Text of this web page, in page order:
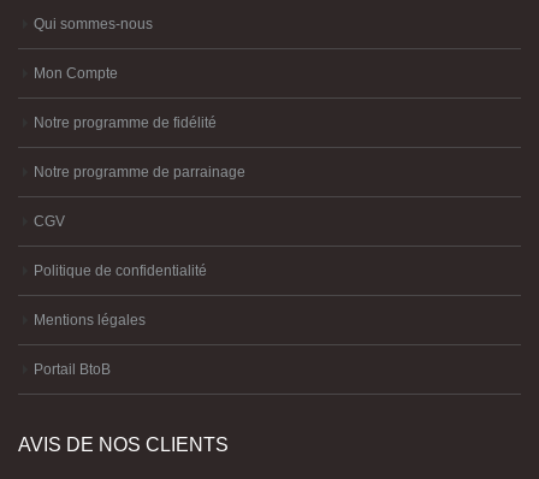
Qui sommes-nous
Mon Compte
Notre programme de fidélité
Notre programme de parrainage
CGV
Politique de confidentialité
Mentions légales
Portail BtoB
AVIS DE NOS CLIENTS